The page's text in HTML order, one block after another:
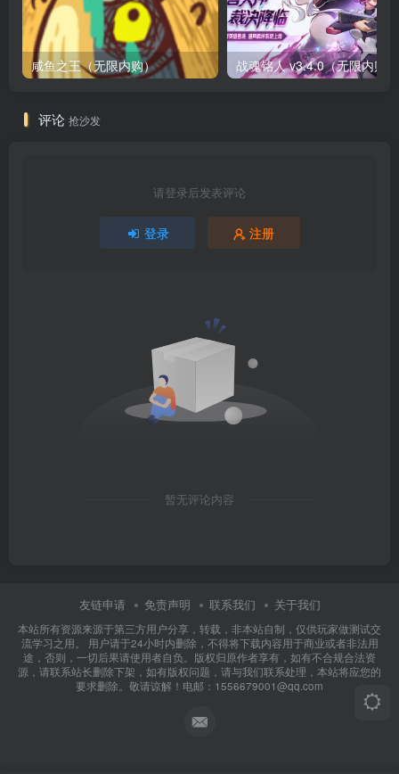
咸鱼之王（无限内购）
评论 抢沙发
请登录后发表评论
登录 注册
暂无评论内容
友链申请 免责声明 联系我们 关于我们
本站所有资源来源于第三方用户分享，转载，非本站自制，仅供玩家做测试交
流学习之用。 用户请于24小时内删除，不得将下载内容用于商业或者非法用
途，否则，一切后果请使用者自负。版权归原作者享有，如有不合规合法资
源，请联系站长删除下架，如有版权问题，请与我们联系处理，本站将应您的
要求删除。敬请谅解！电邮：1556679001@qq.com